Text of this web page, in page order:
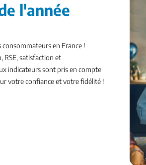
l'année
consommateurs en France !
RSE, satisfaction et
indicateurs sont pris en compte
votre confiance et votre fidélité !